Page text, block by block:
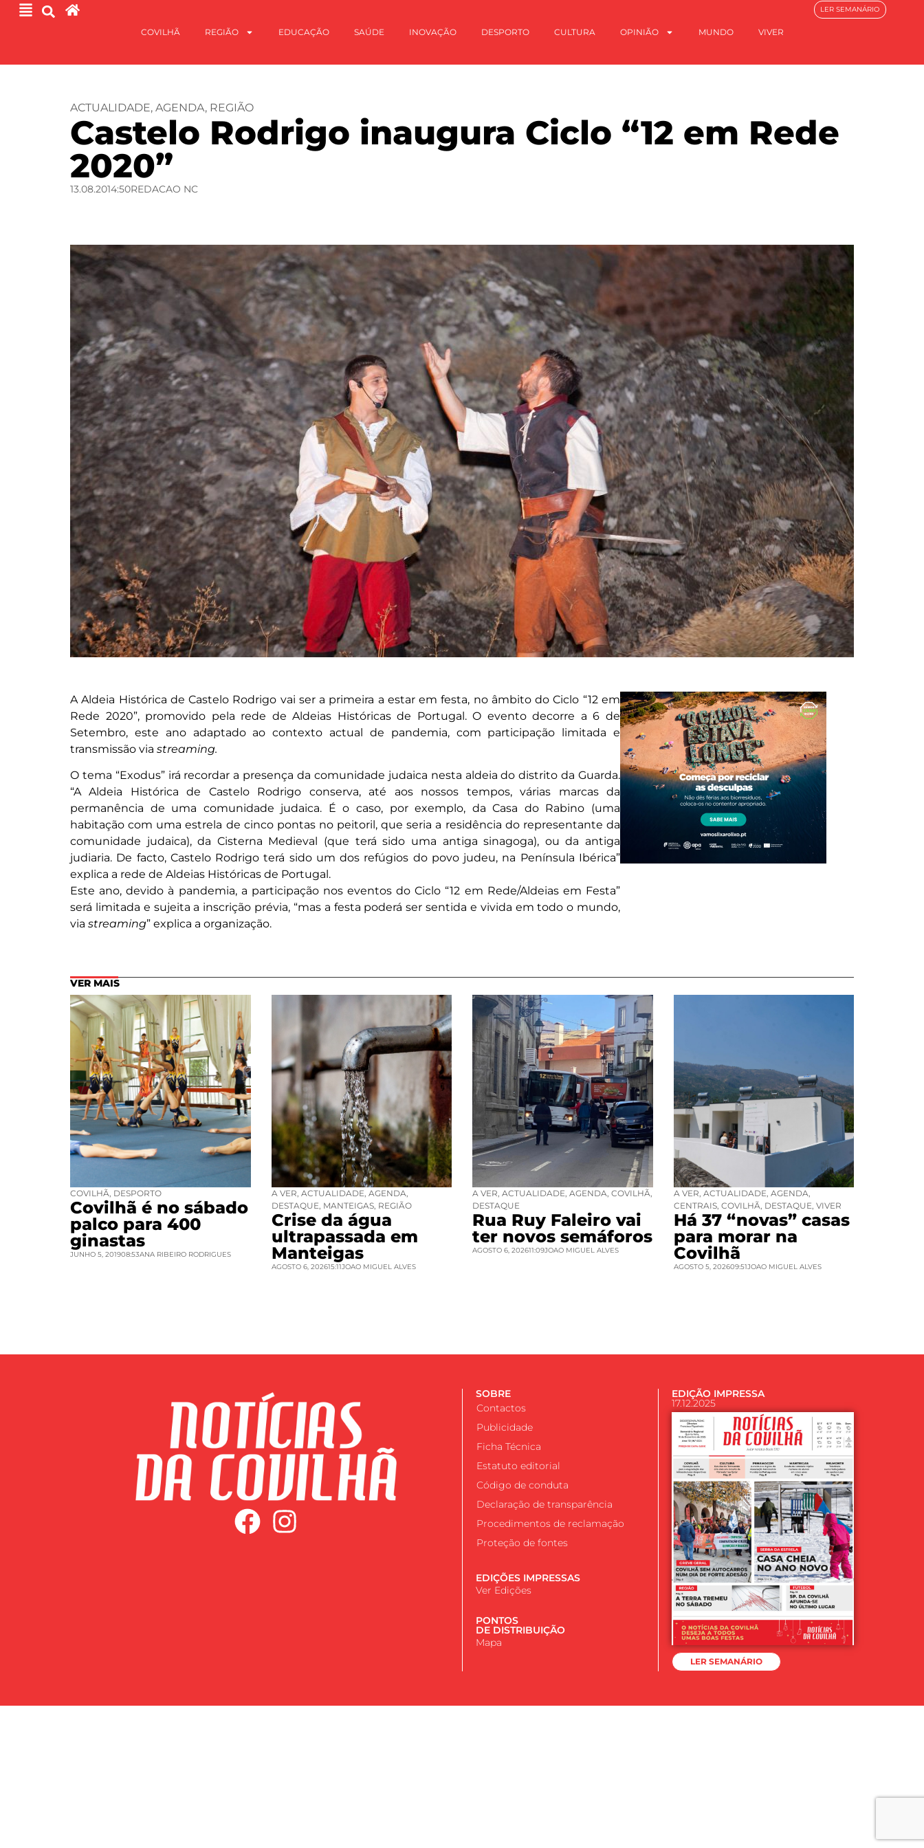
COVILHÃ REGIÃO EDUCAÇÃO SAÚDE INOVAÇÃO DESPORTO CULTURA OPINIÃO MUNDO VIVER
LER SEMANÁRIO
ACTUALIDADE, AGENDA, REGIÃO
Castelo Rodrigo inaugura Ciclo “12 em Rede
2020”
13.08.2014:50REDACAO NC
A Aldeia Histórica de Castelo Rodrigo vai ser a primeira a estar em festa, no âmbito do Ciclo “12 em
Rede 2020”, promovido pela rede de Aldeias Históricas de Portugal. O evento decorre a 6 de
Setembro, este ano adaptado ao contexto actual de pandemia, com participação limitada e
transmissão via streaming.
O tema “Exodus” irá recordar a presença da comunidade judaica nesta aldeia do distrito da Guarda.
“A Aldeia Histórica de Castelo Rodrigo conserva, até aos nossos tempos, várias marcas da
permanência de uma comunidade judaica. É o caso, por exemplo, da Casa do Rabino (uma
habitação com uma estrela de cinco pontas no peitoril, que seria a residência do representante da
comunidade judaica), da Cisterna Medieval (que terá sido uma antiga sinagoga), ou da antiga
judiaria. De facto, Castelo Rodrigo terá sido um dos refúgios do povo judeu, na Península Ibérica”
explica a rede de Aldeias Históricas de Portugal.
Este ano, devido à pandemia, a participação nos eventos do Ciclo “12 em Rede/Aldeias em Festa”
será limitada e sujeita a inscrição prévia, “mas a festa poderá ser sentida e vivida em todo o mundo,
via streaming” explica a organização.
VER MAIS
COVILHÃ DESPORTO
Covilhã é no sábado
palco para 400
ginastas
JUNHO 5, 201908:53ANA RIBEIRO RODRIGUES
A VER ACTUALIDADE AGENDA
DESTAQUE MANTEIGAS, REGIÃO
Crise da água
ultrapassada em
Manteigas
AGOSTO 6, 202615:11JOAO MIGUEL ALVES
A VER ACTUALIDADE AGENDA COVILHÃ
DESTAQUE
Rua Ruy Faleiro vai
ter novos semáforos
AGOSTO 6, 202611:09JOAO MIGUEL ALVES
A VER ACTUALIDADE AGENDA
CENTRAIS, COVILHÃ DESTAQUE VIVER
Há 37 “novas” casas
para morar na
Covilhã
AGOSTO 5, 202609:51JOAO MIGUEL ALVES
SOBRE
Contactos
Publicidade
Ficha Técnica
Estatuto editorial
Código de conduta
Declaração de transparência
Procedimentos de reclamação
Proteção de fontes
EDIÇÕES IMPRESSAS
Ver Edições
PONTOS
DE DISTRIBUIÇÃO
Mapa
EDIÇÃO IMPRESSA
17.12.2025
LER SEMANÁRIO